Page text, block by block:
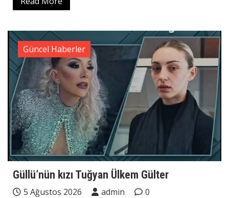
Güncel Haberler
Güllü’nün kızı Tuğyan Ülkem Gülter
5 Ağustos 2026 admin
0